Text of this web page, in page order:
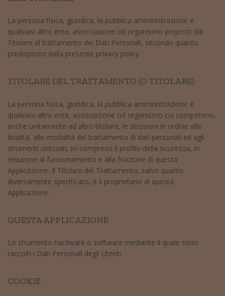
La persona fisica, giuridica, la pubblica amministrazione e
qualsiasi altro ente, associazione od organismo preposti dal
Titolare al trattamento dei Dati Personali, secondo quanto
predisposto dalla presente privacy policy.
TITOLARE DEL TRATTAMENTO (O TITOLARE)
La persona fisica, giuridica, la pubblica amministrazione e
qualsiasi altro ente, associazione od organismo cui competono,
anche unitamente ad altro titolare, le decisioni in ordine alle
finalità, alle modalità del trattamento di dati personali ed agli
strumenti utilizzati, ivi compreso il profilo della sicurezza, in
relazione al funzionamento e alla fruizione di questa
Applicazione. Il Titolare del Trattamento, salvo quanto
diversamente specificato, è il proprietario di questa
Applicazione.
QUESTA APPLICAZIONE
Lo strumento hardware o software mediante il quale sono
raccolti i Dati Personali degli Utenti.
COOKIE